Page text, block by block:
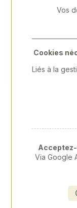
Vos
Cookies
Liés à la
Via Google